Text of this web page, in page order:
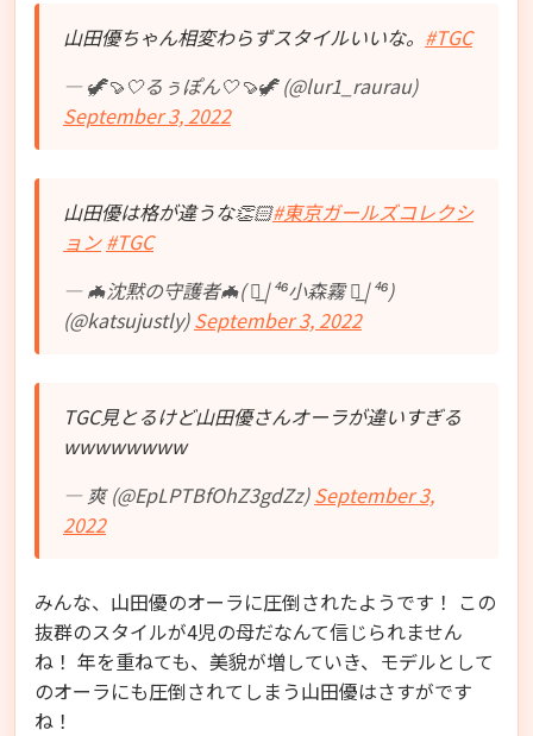
山田優ちゃん相変わらずスタイルいいな。 #TGC
— 🦖🍠🤍るぅぽん🤍🍠🦖 (@lur1_raurau)
September 3, 2022
山田優は格が違うな👏🏻#東京ガールズコレクシ
ョン #TGC
— 🦇沈黙の守護者🦇( ◢͟￨⁴⁶小森霧 ◢͟￨⁴⁶)
(@katsujustly)September 3, 2022
TGC見とるけど山田優さんオーラが違いすぎる
wwwwwwww
— 爽 (@EpLPTBfOhZ3gdZz)September 3,
2022
みんな、山田優のオーラに圧倒されたようです！ この
抜群のスタイルが4児の母だなんて信じられません
ね！ 年を重ねても、美貌が増していき、モデルとして
のオーラにも圧倒されてしまう山田優はさすがです
ね！